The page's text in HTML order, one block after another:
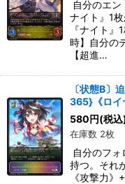
自分のエ
ナイト』1
『ナイト
時】自分の
【超進…
〔状態B〕
365}《ロイ
580円(税込
在庫数 2枚
自分のフ
持つ。それ
《攻撃力》